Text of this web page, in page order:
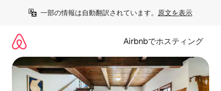
一部の情報は自動翻訳されています。 原文を表示
Airbnbでホスティング